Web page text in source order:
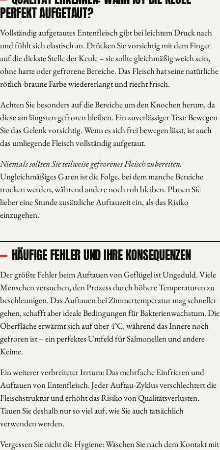
PERFEKT AUFGETAUT?
Vollständig aufgetautes Entenfleisch gibt bei leichtem Druck nach
und fühlt sich elastisch an. Drücken Sie vorsichtig mit dem Finger
auf die dickste Stelle der Keule – sie sollte gleichmäßig weich sein,
ohne harte oder gefrorene Bereiche. Das Fleisch hat seine natürliche
rötlich-braune Farbe wiedererlangt und riecht frisch.
Achten Sie besonders auf die Bereiche um den Knochen herum, da
diese am längsten gefroren bleiben. Ein zuverlässiger Test: Bewegen
Sie das Gelenk vorsichtig. Wenn es sich frei bewegen lässt, ist auch
das umliegende Fleisch vollständig aufgetaut.
Niemals sollten Sie teilweise gefrorenes Fleisch zubereiten.
Ungleichmäßiges Garen ist die Folge, bei dem manche Bereiche
trocken werden, während andere noch roh bleiben. Planen Sie
lieber eine Stunde zusätzliche Auftauzeit ein, als das Risiko
einzugehen.
HÄUFIGE FEHLER UND IHRE KONSEQUENZEN
Der größte Fehler beim Auftauen von Geflügel ist Ungeduld. Viele
Menschen versuchen, den Prozess durch höhere Temperaturen zu
beschleunigen. Das Auftauen bei Zimmertemperatur mag schneller
gehen, schafft aber ideale Bedingungen für Bakterienwachstum. Die
Oberfläche erwärmt sich auf über 4°C, während das Innere noch
gefroren ist – ein perfektes Umfeld für Salmonellen und andere
Keime.
Ein weiterer verbreiteter Irrtum: Das mehrfache Einfrieren und
Auftauen von Entenfleisch. Jeder Auftau-Zyklus verschlechtert die
Fleischstruktur und erhöht das Risiko von Qualitätsverlusten.
Tauen Sie deshalb nur so viel auf, wie Sie auch tatsächlich
verwenden werden.
Vergessen Sie nicht die Hygiene: Waschen Sie nach dem Kontakt mit